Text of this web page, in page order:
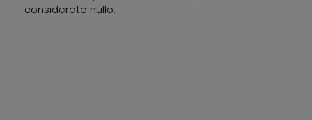
considerato nullo.